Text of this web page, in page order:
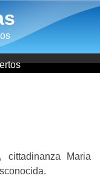
cittadinanza Maria